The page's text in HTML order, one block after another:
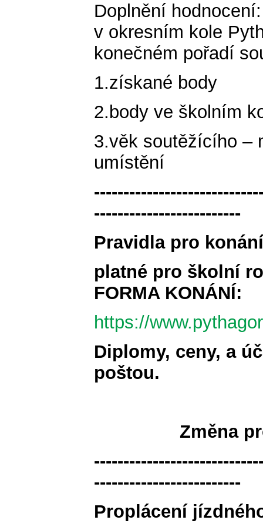
Doplnění
v okresním kole
konečném pořadí
1.získané body
2.body ve školním
3.věk soutěžícího –
umístění
-------------------------
Pravidla pro
platné pro školní
FORMA KONÁNÍ:
https://
Diplomy, ceny, a
poštou.
Změna
-------------------------
Proplácení